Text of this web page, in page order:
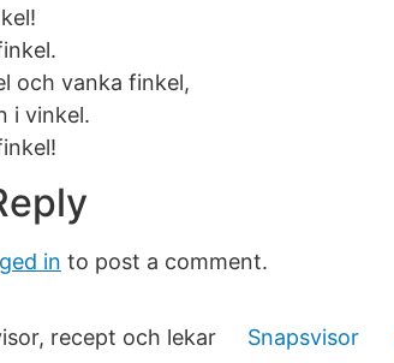
och vanka finkel,
i vinkel.
in to post a comment.
recept och lekar Snapsvisor